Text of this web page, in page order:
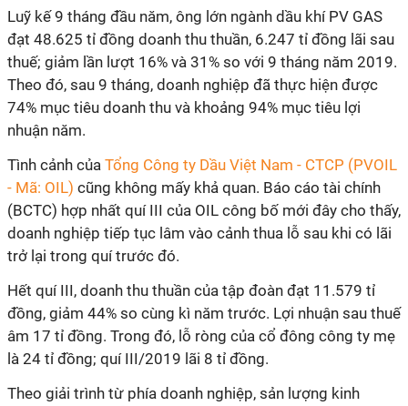
Luỹ kế 9 tháng đầu năm, ông lớn ngành dầu khí PV GAS
đạt 48.625 tỉ đồng doanh thu thuần, 6.247 tỉ đồng lãi sau
thuế; giảm lần lượt 16% và 31% so với 9 tháng năm 2019.
Theo đó, sau 9 tháng, doanh nghiệp đã thực hiện được
74% mục tiêu doanh thu và khoảng 94% mục tiêu lợi
nhuận năm.
Tình cảnh của Tổng Công ty Dầu Việt Nam - CTCP (PVOIL
- Mã: OIL) cũng không mấy khả quan. Báo cáo tài chính
(BCTC) hợp nhất quí III của OIL công bố mới đây cho thấy,
doanh nghiệp tiếp tục lâm vào cảnh thua lỗ sau khi có lãi
trở lại trong quí trước đó.
Hết quí III, doanh thu thuần của tập đoàn đạt 11.579 tỉ
đồng, giảm 44% so cùng kì năm trước. Lợi nhuận sau thuế
âm 17 tỉ đồng. Trong đó, lỗ ròng của cổ đông công ty mẹ
là 24 tỉ đồng; quí III/2019 lãi 8 tỉ đồng.
Theo giải trình từ phía doanh nghiệp, sản lượng kinh